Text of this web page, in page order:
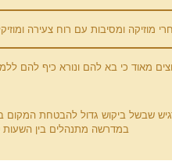
מוזיקה ומסיבות עם רוח צעירה
מאוד כי בא להם ונורא כיף להם
שבשל ביקוש גדול להבטחת המקום
במדרשה מתנהלים בין השעות 17:00 ל- 21:00 בימים ראשון עד חמישי. בימי שישי יופעלו על פי הדרישה.